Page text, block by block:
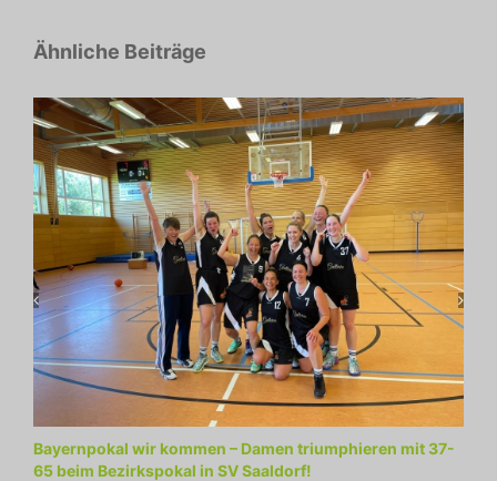
Ähnliche Beiträge
Bayernpokal wir kommen – Damen triumphieren mit 37-
65 beim Bezirkspokal in SV Saaldorf!